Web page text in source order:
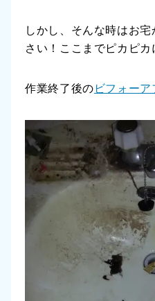
しかし、そんな時はお
さい！ここまでピカピカ
作業終了後の ビフォーア